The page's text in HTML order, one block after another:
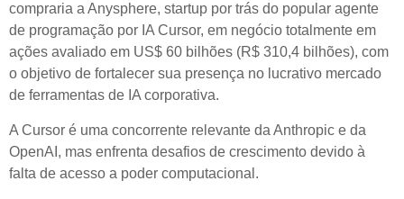
compraria a Anysphere, startup por trás do popular agente
de programação por IA Cursor, em negócio totalmente em
ações avaliado em US$ 60 bilhões (R$ 310,4 bilhões), com
o objetivo de fortalecer sua presença no lucrativo mercado
de ferramentas de IA corporativa.
A Cursor é uma concorrente relevante da Anthropic e da
OpenAI, mas enfrenta desafios de crescimento devido à
falta de acesso a poder computacional.